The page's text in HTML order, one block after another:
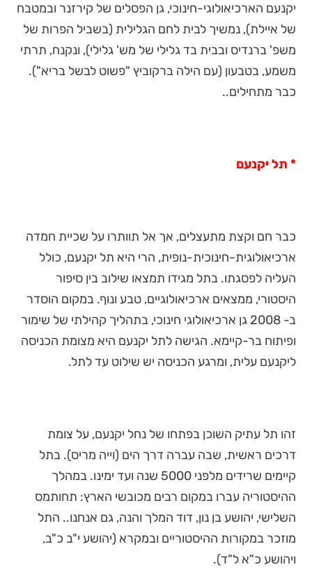
יקנעם הארכיאולוגי-חינוכי, גן הפסלים של קירזנר ובמטבח
של איילת), נמשיך לבית לחם הגלילית (בשביל הפרות של
משפ' ברנדיס ובבית בד גלילי של מש' גלילי), ונקנח, תרתי
משמע, בטבעון (עם הילה ברקוביץ "פשוט לבשל בריא").
כבר מתחילים..
* תל יקנעם
כבר חם וקצת מתעצלים, אך אל תוותרו על שכיית חמדה
ארכיאולוגית-חינוכית-נופית, הרי היא תל יקנעם, כולל
העליה לפסגתו. בתל מגידו תמצאו שילוב בין סיפור
היסטורי, ממצאים ארכיאולוגיים, טבע ונוף. במקום הוסדר
ב- 2008 גן ארכיאולוגי חינוכי, בתהליך קהילתי של שימור
ופיתוח בר-קיימא. הגישה לתל יקנעם היא מצומת הכניסה
ליקנעם עלית, ומרגע הכניסה יש שילוט עד לתל.
זהו תל עתיק השוכן בפתחו של נחל יקנעם, על צומת
דרכים ראשית, שבה עברה דרך הים (וייה מריס). בתל
קיימים שרידים מלפני 5000 שנה ועד ימינו. במהלך
ההיסטוריה עברו במקום רבים מכובשי הארץ: תחותמס
השלישי, יהושע בן נון, דוד המלך והנה, גם אנחנו.. התל
מוזכר במקורות ההיסטוריים ובמקרא (יהושע י"ב כ"ב,
ויהושע כ"א ל"ד).